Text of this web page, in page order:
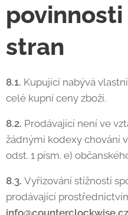
stran
8.1. Kupující nabývá
celé kupní ceny zboží.
8.2. Prodávající není ve
žádnými kodexy chování
odst. 1 písm. e)
8.3. Vyřizování stížností
prodávající
info@counterclockwise.cz